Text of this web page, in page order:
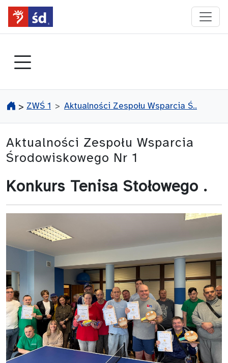
przejdź do głównego menu
> ZWŚ 1 Aktualności Zespołu Wsparcia Ś..
Aktualności Zespołu Wsparcia
Środowiskowego Nr 1
Konkurs Tenisa Stołowego .